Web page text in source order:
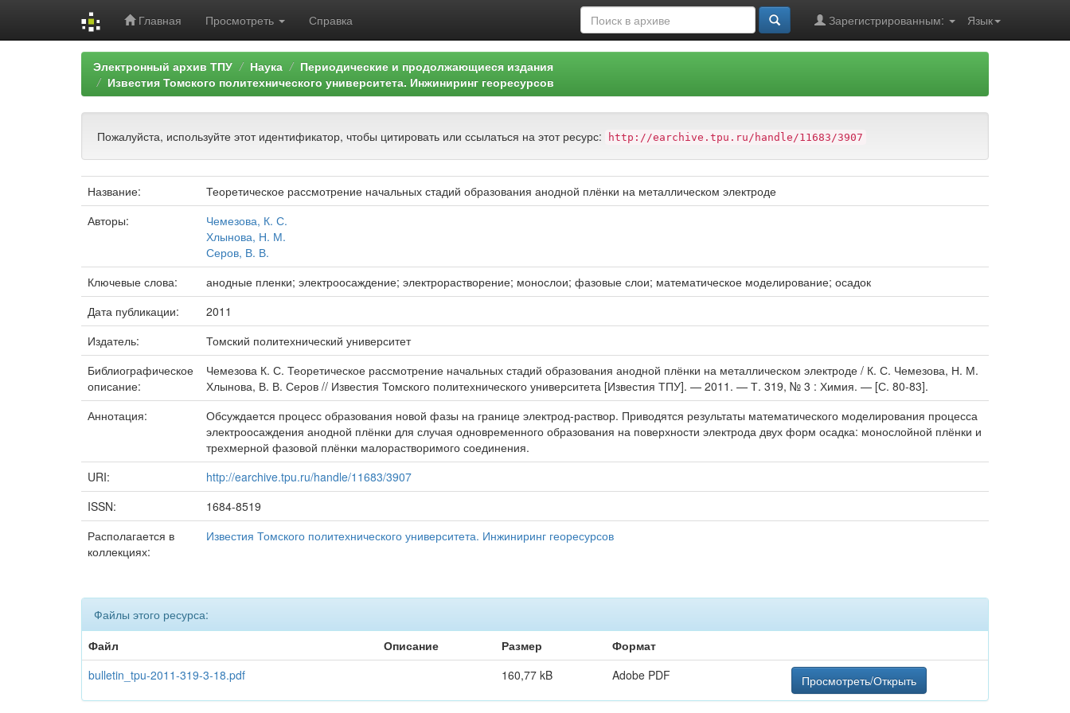
Главная Просмотреть Справка Язык
Зарегистрированным:
Электронный архив ТПУ Наука
Периодические и продолжающиеся издания
Известия Томского политехнического университета. Инжиниринг георесурсов
Пожалуйста, используйте этот идентификатор, чтобы цитировать или ссылаться на этот ресурс: http://earchive.tpu.ru/handle/11683/3907
Название:
Теоретическое рассмотрение начальных стадий образования анодной плёнки на металлическом электроде
Авторы:
Чемезова, К. С.
Хлынова, Н. М.
Серов, В. В.
Ключевые слова:
анодные пленки; электроосаждение; электрорастворение; монослои; фазовые слои; математическое моделирование; осадок
Дата публикации:
2011
Издатель:
Томский политехнический университет
Библиографическое
описание:
Чемезова К. С. Теоретическое рассмотрение начальных стадий образования анодной плёнки на металлическом электроде / К. С. Чемезова, Н. М.
Хлынова, В. В. Серов // Известия Томского политехнического университета [Известия ТПУ]. — 2011. — Т. 319, № 3 : Химия. — [С. 80-83].
Аннотация:
Обсуждается процесс образования новой фазы на границе электрод-раствор. Приводятся результаты математического моделирования процесса
электроосаждения анодной плёнки для случая одновременного образования на поверхности электрода двух форм осадка: монослойной плёнки и
трехмерной фазовой плёнки малорастворимого соединения.
URI:
http://earchive.tpu.ru/handle/11683/3907
ISSN:
1684-8519
Располагается в
коллекциях:
Известия Томского политехнического университета. Инжиниринг георесурсов
Файлы этого ресурса:
Файл
Описание Размер
Формат
bulletin_tpu-2011-319-3-18.pdf
160,77 kB Adobe PDF Просмотреть/Открыть